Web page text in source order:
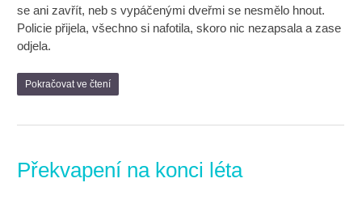
se ani zavřít, neb s vypáčenými dveřmi se nesmělo hnout.
Policie přijela, všechno si nafotila, skoro nic nezapsala a zase
odjela.
Pokračovat ve čtení
Překvapení na konci léta